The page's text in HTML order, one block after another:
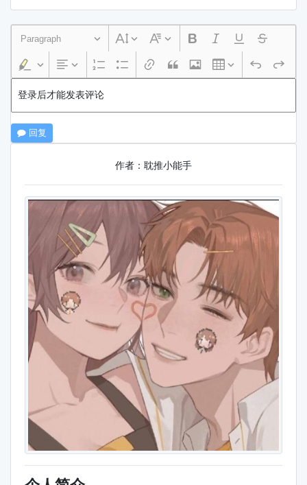
Paragraph
登录后才能发表评论
回复
作者：耽推小能手